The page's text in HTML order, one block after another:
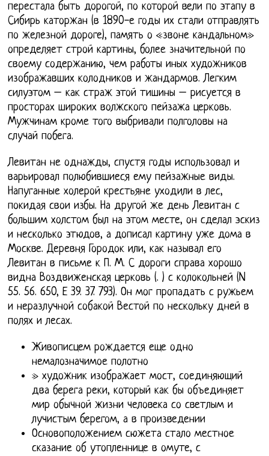
перестала быть дорогой, по которой вели по этапу в
Сибирь каторжан (в 1890-е годы их стали отправлять
по железной дороге), память о «звоне кандальном»
определяет строй картины, более значительной по
своему содержанию, чем работы иных художников
изображавших колодников и жандармов. Легким
силуэтом – как страж этой тишины – рисуется в
просторах широких волжского пейзажа церковь.
Мужчинам кроме того выбривали полголовы на
случай побега.
Левитан не однажды, спустя годы использовал и
варьировал полюбившиеся ему пейзажные виды.
Напуганные холерой крестьяне уходили в лес,
покидая свои избы. На другой же день Левитан с
большим холстом был на этом месте, он сделал эскиз
и несколько этюдов, а дописал картину уже дома в
Москве. Деревня Городок или, как называл его
Левитан в письме к П. М. С дороги справа хорошо
видна Воздвиженская церковь (. ) с колокольней (N
55. 56. 650, Е 39. 37. 793). Он мог пропадать с ружьем
и неразлучной собакой Вестой по нескольку дней в
полях и лесах.
Живописцем рождается еще одно
немалозначимое полотно
» художник изображает мост, соединяющий
два берега реки, который как бы объединяет
мир обычной жизни человека со светлым и
лучистым берегом, а в произведении
Основоположением сюжета стало местное
сказание об утопленнице в омуте, с